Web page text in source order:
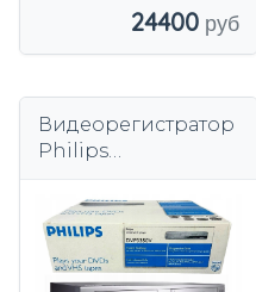
24400
Видеорегистратор
Philips